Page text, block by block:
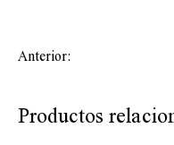
Anterior:
Productos